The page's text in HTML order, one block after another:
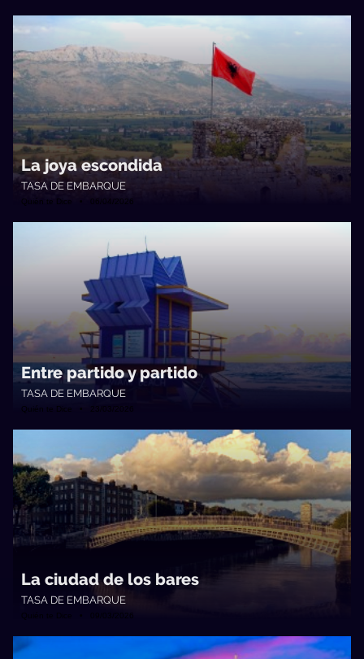
La joya escondida
TASA DE EMBARQUE
Quién te Dice • 06/04/2026
Entre partido y partido
TASA DE EMBARQUE
Quién te Dice • 23/03/2026
La ciudad de los bares
TASA DE EMBARQUE
Quién te Dice • 09/03/2026